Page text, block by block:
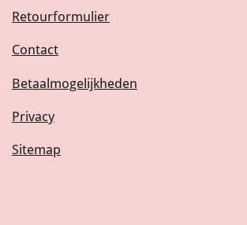
Retourformulier
Contact
Betaalmogelijkheden
Privacy
Sitemap